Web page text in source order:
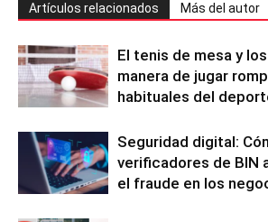
Artículos relacionados Más del autor
El tenis de mesa y
manera de jugar
habituales del
Seguridad digital:
verificadores de BIN
el fraude en los